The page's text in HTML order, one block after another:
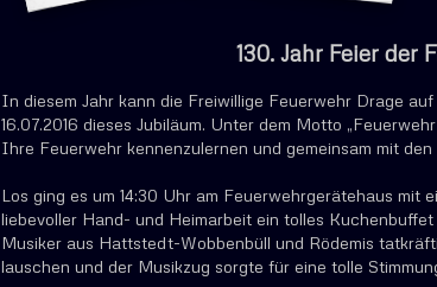
130. Jahr Feier der
In diesem Jahr kann die Freiwillige Feuerwehr Drage
16.07.2016 dieses Jubiläum. Unter dem Motto
Ihre Feuerwehr kennenzulernen und gemeinsam mit
Los ging es um 14:30 Uhr am Feuerwehrgerätehaus
liebevoller Hand- und Heimarbeit ein tolles
Musiker aus Hattstedt-Wobbenbüll und Rödemis
lauschen und der Musikzug sorgte für eine tolle